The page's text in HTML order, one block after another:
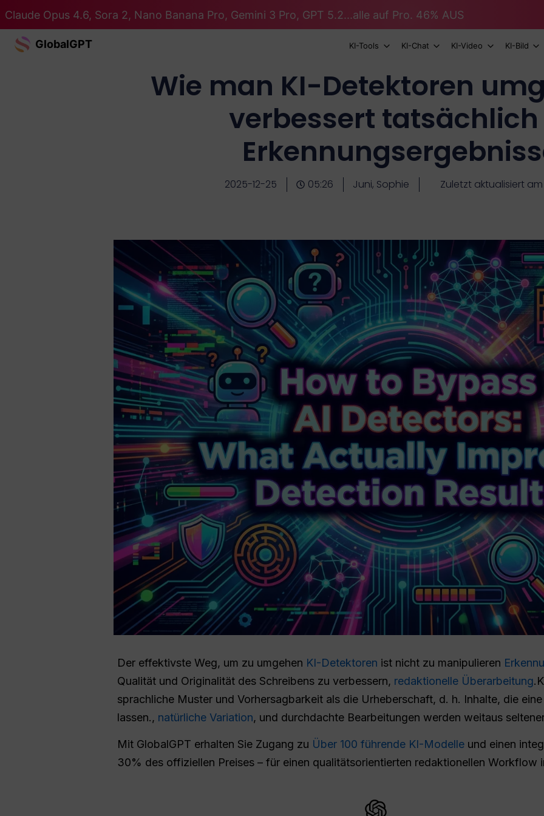
Claude Opus 4.6, Sora 2, Nano Banana Pro, Gemini 3 Pro, GPT 5.2...alle auf Pro. 46% AUS
GlobalGPT KI-Tools KI-Chat KI-Video KI-Bild
Wie man KI-Detektoren
verbessert
2025-12-25 05:26 Juni, Sophie Zuletzt aktualisiert am
Der effektivste Weg, um zu umgehen KI-Detektoren ist nicht zu manipulieren
Qualität und Originalität des Schreibens zu verbessern, redaktionelle Überarbeitung
sprachliche Muster und Vorhersagbarkeit als die Urheberschaft, d. h. Inhalte, die
lassen., natürliche Variation, und durchdachte Bearbeitungen werden weitaus
Mit GlobalGPT erhalten Sie Zugang zu Über 100 führende KI-Modelle und einen
30% des offiziellen Preises – für einen qualitätsorientierten redaktionellen Workflow